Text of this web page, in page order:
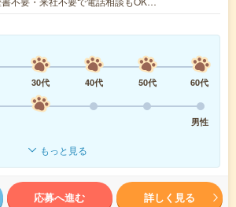
30代 40代 50代
60代
男性
もっと見る
応募へ進む 詳しく見る